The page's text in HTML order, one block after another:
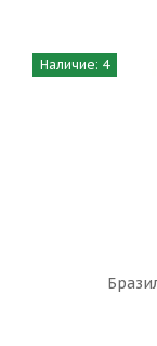
Наличие: 4